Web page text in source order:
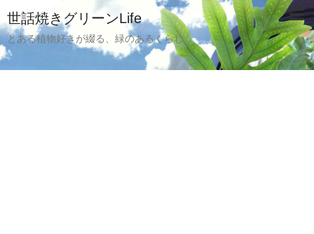
世話焼きグリーンLife
とある植物好きが綴る、緑のあるくらし